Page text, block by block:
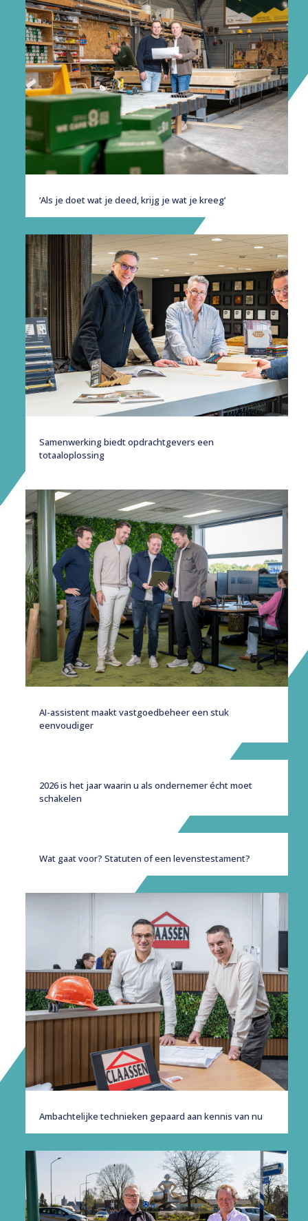
‘Als je doet wat je deed, krijg je wat je kreeg’
Samenwerking biedt opdrachtgevers een
totaaloplossing
AI-assistent maakt vastgoedbeheer een stuk
eenvoudiger
2026 is het jaar waarin u als ondernemer écht moet
schakelen
Wat gaat voor? Statuten of een levenstestament?
Ambachtelijke technieken gepaard aan kennis van nu